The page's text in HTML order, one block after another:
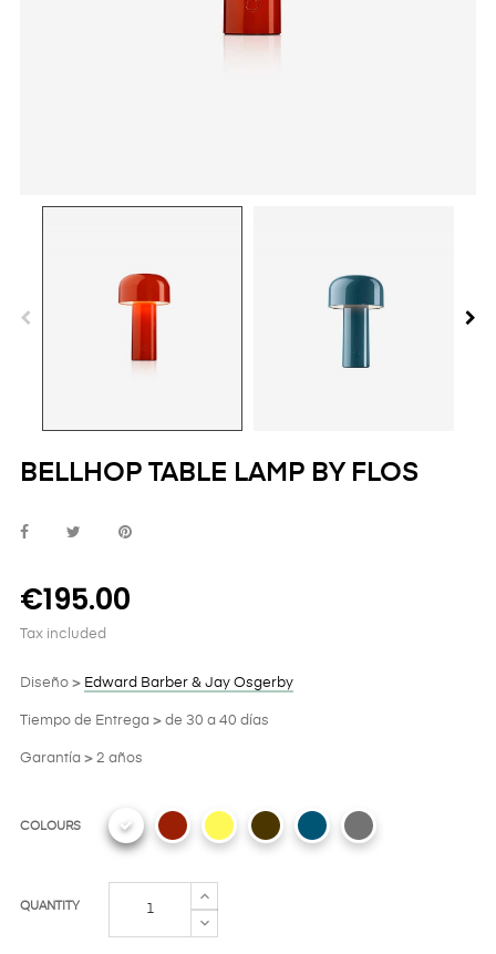
BELLHOP TABLE LAMP BY FLOS
€195.00
Tax included
Diseño > Edward Barber & Jay Osgerby
Tiempo de Entrega > de 30 a 40 días
Garantía > 2 años
COLOURS
QUANTITY